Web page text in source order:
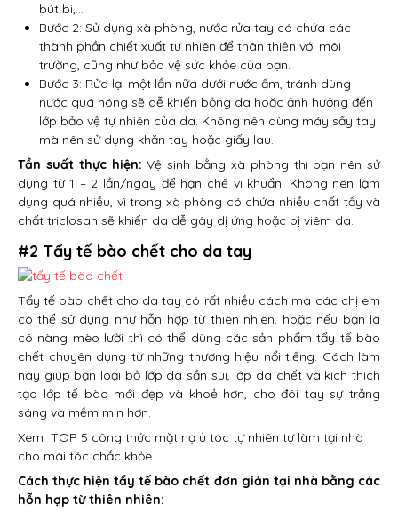
bút bi,…
Bước 2: Sử dụng xà phòng, nước rửa tay có chứa các
thành phần chiết xuất tự nhiên để thân thiện với môi
trường, cũng như bảo vệ sức khỏe của bạn.
Bước 3: Rửa lại một lần nữa dưới nước ấm, tránh dùng
nước quá nóng sẽ dễ khiến bỏng da hoặc ảnh hưởng đến
lớp bảo vệ tự nhiên của da. Không nên dùng máy sấy tay
mà nên sử dụng khăn tay hoặc giấy lau.
Tần suất thực hiện: Vệ sinh bằng xà phòng thì bạn nên sử
dụng từ 1 – 2 lần/ngày để hạn chế vi khuẩn. Không nên lạm
dụng quá nhiều, vì trong xà phòng có chứa nhiều chất tẩy và
chất triclosan sẽ khiến da dễ gây dị ứng hoặc bị viêm da.
#2 Tẩy tế bào chết cho da tay
Tẩy tế bào chết cho da tay có rất nhiều cách mà các chị em
có thể sử dụng như hỗn hợp từ thiên nhiên, hoặc nếu bạn là
cô nàng mèo lười thì có thể dùng các sản phẩm tẩy tế bào
chết chuyên dụng từ những thương hiệu nổi tiếng. Cách làm
này giúp bạn loại bỏ lớp da sần sùi, lớp da chết và kích thích
tạo lớp tế bào mới đẹp và khoẻ hơn, cho đôi tay sự trắng
sáng và mềm mịn hơn.
Xem TOP 5 công thức mặt nạ ủ tóc tự nhiên tự làm tại nhà
cho mái tóc chắc khỏe
Cách thực hiện tẩy tế bào chết đơn giản tại nhà bằng các
hỗn hợp từ thiên nhiên: